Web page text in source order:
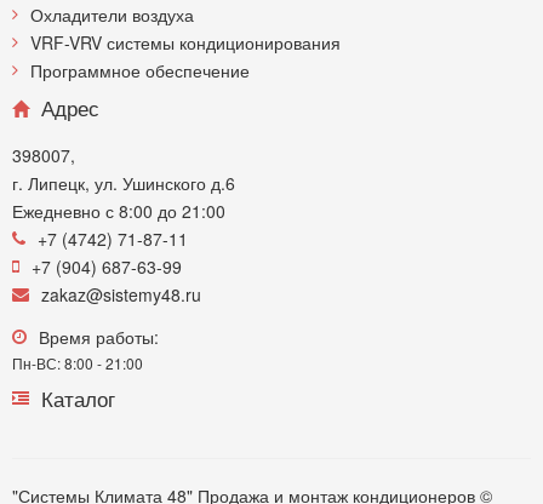
Охладители воздуха
VRF-VRV системы кондиционирования
Программное обеспечение
Адрес
398007,
г. Липецк, ул. Ушинского д.6
Ежедневно с 8:00 до 21:00
+7 (4742) 71-87-11
+7 (904) 687-63-99
zakaz@sistemy48.ru
Время работы:
Пн-ВС: 8:00 - 21:00
Каталог
"Системы Климата 48" Продажа и монтаж кондиционеров ©